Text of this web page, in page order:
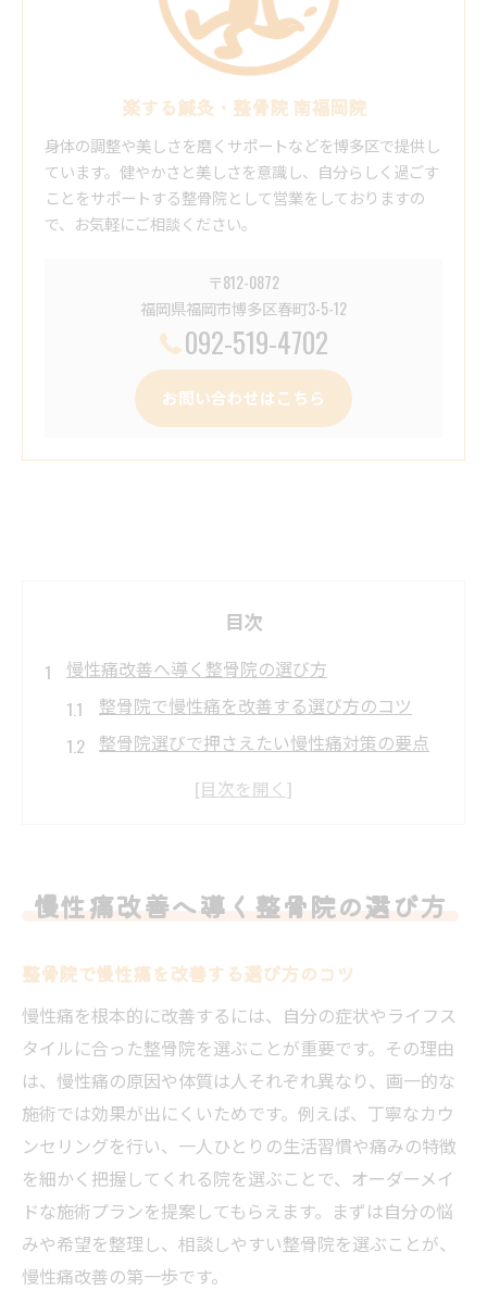
楽する鍼灸・整骨院 南福岡院
身体の調整や美しさを磨くサポートなどを博多区で提供し
ています。健やかさと美しさを意識し、自分らしく過ごす
ことをサポートする整骨院として営業をしておりますの
で、お気軽にご相談ください。
〒812-0872
福岡県福岡市博多区春町3-5-12
092-519-4702
お問い合わせはこちら
目次
慢性痛改善へ導く整骨院の選び方
整骨院で慢性痛を改善する選び方のコツ
整骨院選びで押さえたい慢性痛対策の要点
福岡エリア整骨院の特徴と選ぶポイント
整骨院で期待できる慢性痛改善の流れ
福岡市博多区春町で整骨院を活用する秘訣
整骨院の通いやすさを活かす活用法
整骨院で日常ケアを続けるための秘策
慢性痛対策に整骨院を選ぶ理由を解説
整骨院選びで大切なカウンセリング体制
整骨院サービスの比較ポイントまとめ
根本改善を目指すなら整骨院の施術が効果的
整骨院独自の施術で慢性痛を根本改善
整骨院による筋膜整体と慢性痛ケア法
慢性痛改善へ導く整骨院の選び方
整骨院で慢性痛を改善する選び方のコツ
慢性痛を根本的に改善するには、自分の症状やライフス
タイルに合った整骨院を選ぶことが重要です。その理由
は、慢性痛の原因や体質は人それぞれ異なり、画一的な
施術では効果が出にくいためです。例えば、丁寧なカウ
ンセリングを行い、一人ひとりの生活習慣や痛みの特徴
を細かく把握してくれる院を選ぶことで、オーダーメイ
ドな施術プランを提案してもらえます。まずは自分の悩
みや希望を整理し、相談しやすい整骨院を選ぶことが、
慢性痛改善の第一歩です。